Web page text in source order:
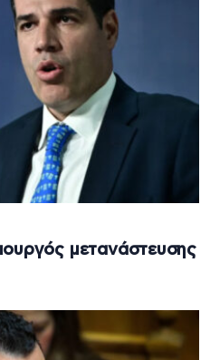
μετανάστευσης